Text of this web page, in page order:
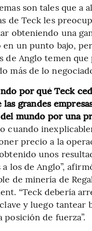
son tales que a
de Teck les
obteniendo una
en un punto bajo,
de Anglo temen que
más de lo
por qué Teck
las grandes
mundo por una
cuando
precio a la
unos
los de Anglo”,
de minería de
“Teck debería
y luego tantear
posición de fuerza”.